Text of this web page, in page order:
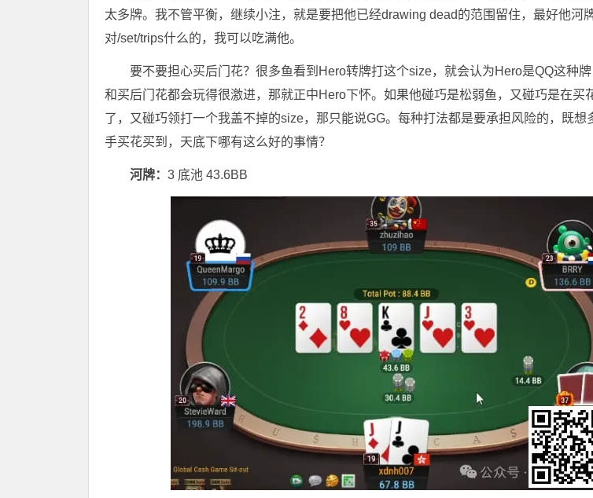
太多牌。我不管平衡，继续小注，就是要把他已经drawing dead的范围留住，最好他河
对/set/trips什么的，我可以吃满他。
要不要担心买后门花？很多鱼看到Hero转牌打这个size，就会认为Hero是QQ这种
和买后门花都会玩得很激进，那就正中Hero下怀。如果他碰巧是松弱鱼，又碰巧是在买
了，又碰巧领打一个我盖不掉的size，那只能说GG。每种打法都是要承担风险的，既想
手买花买到，天底下哪有这么好的事情？
河牌： 3 底池 43.6BB